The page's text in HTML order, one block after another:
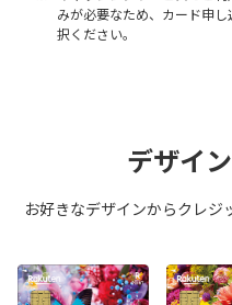
みが必要なため、カード申
択ください。
デザイ
お好きなデザインからクレジ